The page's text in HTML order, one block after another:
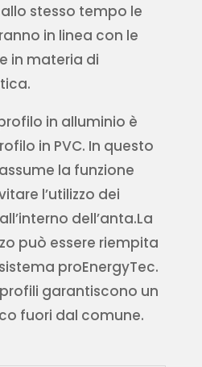
stesso tempo le
in linea con le
in materia di
in alluminio è
in PVC. In questo
la funzione
l’utilizzo dei
dell’anta.La
può essere riempita
proEnergyTec.
garantiscono un
fuori dal comune.